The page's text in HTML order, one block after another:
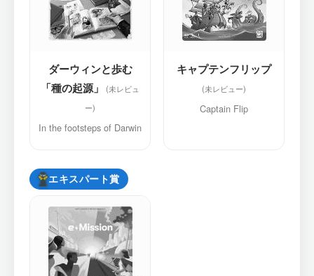
ダーウィンと歩む
「種の起源」
In the footsteps of Darwin
キャプテンフリップ
Captain Flip
エキスパート賞